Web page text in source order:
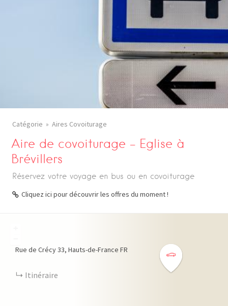
Catégorie Aires Covoiturage
Aire de covoiturage – Eglise à
Brévillers
Réservez votre voyage en bus ou en covoiturage
Cliquez ici pour découvrir les offres du moment !
Rue de Crécy33 Hauts-de-France FR
Itinéraire